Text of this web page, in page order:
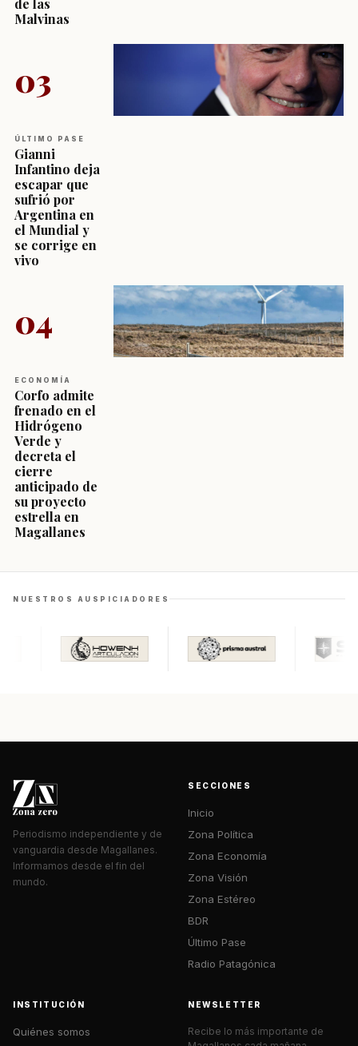
de las
Malvinas
03
ÚLTIMO PASE
Gianni
Infantino deja
escapar que
sufrió por
Argentina en
el Mundial y
se corrige en
vivo
04
ECONOMÍA
Corfo admite
frenado en el
Hidrógeno
Verde y
decreta el
cierre
anticipado de
su proyecto
estrella en
Magallanes
NUESTROS AUSPICIADORES
Periodismo independiente y de
vanguardia desde Magallanes.
Informamos desde el fin del
mundo.
SECCIONES
Inicio
Zona Política
Zona Economía
Zona Visión
Zona Estéreo
BDR
Último Pase
Radio Patagónica
INSTITUCIÓN
Quiénes somos
NEWSLETTER
Recibe lo más importante de